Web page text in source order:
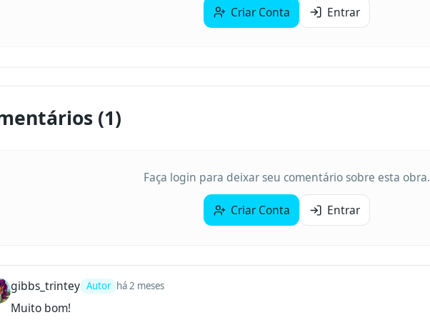
Criar Conta Entrar
(1)
Faça login para deixar seu comentário sobre esta obra.
Criar Conta Entrar
gibbs_trintey Autor há 2 meses
Muito bom!